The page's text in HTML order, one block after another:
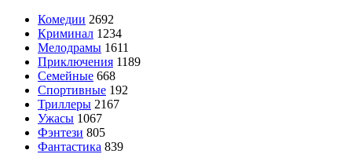
Комедии 2692
Криминал 1234
Мелодрамы 1611
Приключения 1189
Семейные 668
Спортивные 192
Триллеры 2167
Ужасы 1067
Фэнтези 805
Фантастика 839